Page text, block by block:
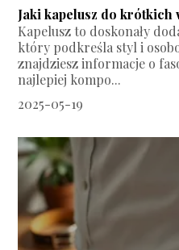
Jaki kapelusz do krótkich
Kapelusz to doskonały
który podkreśla styl i
znajdziesz informacje o
najlepiej kompo...
2025-05-19